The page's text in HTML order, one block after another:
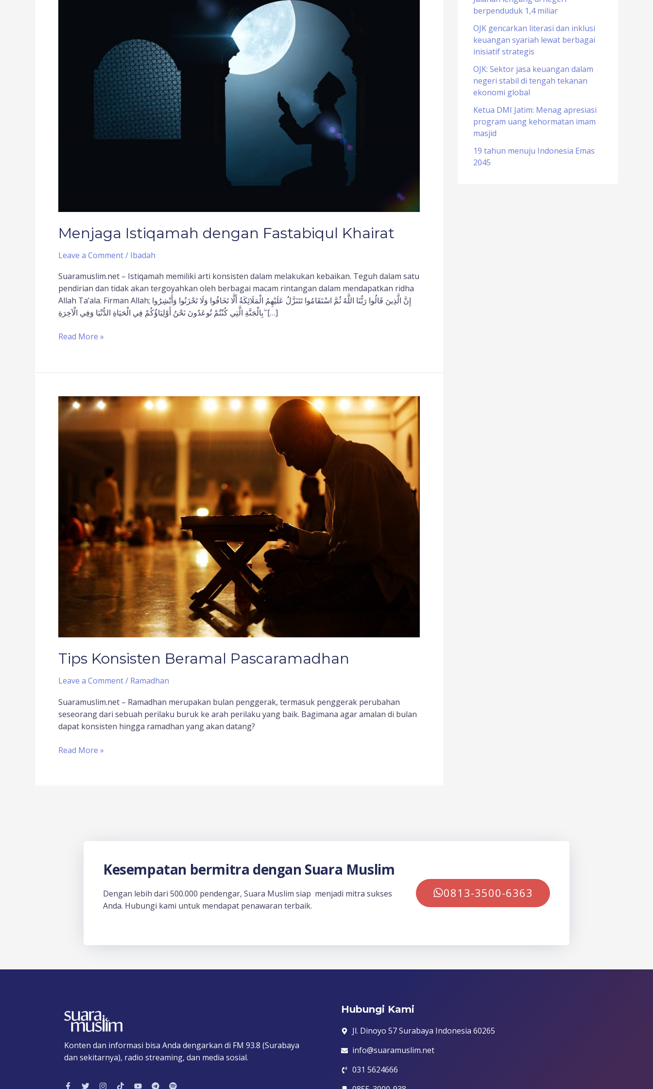
Menjaga Istiqamah dengan Fastabiqul Khairat
Leave a Comment/ Ibadah
Suaramuslim.net – Istiqamah memiliki arti konsisten dalam melakukan kebaikan. Teguh dalam satu
pendirian dan tidak akan tergoyahkan oleh berbagai macam rintangan dalam mendapatkan ridha
Allah Ta’ala. Firman Allah; إِنَّ الَّذِينَ قَالُوا رَبُّنَا اللَّهُ ثُمَّ اسْتَقَامُوا تَتَنَزَّلُ عَلَيْهِمُ الْمَلَائِكَةُ أَلَّا تَخَافُوا وَلَا تَحْزَنُوا وَأَبْشِرُوا
بِالْجَنَّةِ الَّتِي كُنْتُمْ تُوعَدُونَ نَحْنُ أَوْلِيَاؤُكُمْ فِي الْحَيَاةِ الدُّنْيَا وَفِي الْآخِرَةِ ۖ […]
Read More »
Tips Konsisten Beramal Pascaramadhan
Leave a Comment/ Ramadhan
Suaramuslim.net – Ramadhan merupakan bulan penggerak, termasuk penggerak perubahan
seseorang dari sebuah perilaku buruk ke arah perilaku yang baik. Bagimana agar amalan di bulan
dapat konsisten hingga ramadhan yang akan datang?
Tips
Konsisten
Pascaramadhan
Read More »
o
r
:
berpenduduk 1,4 miliar
OJK gencarkan literasi dan inklusi
keuangan syariah lewat berbagai
inisiatif strategis
OJK: Sektor jasa keuangan dalam
negeri stabil di tengah tekanan
ekonomi global
Ketua DMI Jatim: Menag apresiasi
program uang kehormatan imam
masjid
19 tahun menuju Indonesia Emas
2045
Kesempatan bermitra dengan Suara Muslim
Dengan lebih dari 500.000 pendengar, Suara Muslim siap menjadi mitra sukses
Anda. Hubungi kami untuk mendapat penawaran terbaik.
0813-3500-6363
Konten dan informasi bisa Anda dengarkan di FM 93.8 (Surabaya
dan sekitarnya), radio streaming, dan media sosial.
F T I T Y T S
Hubungi Kami
Jl. Dinoyo 57 Surabaya Indonesia 60265
info@suaramuslim.net
031 5624666